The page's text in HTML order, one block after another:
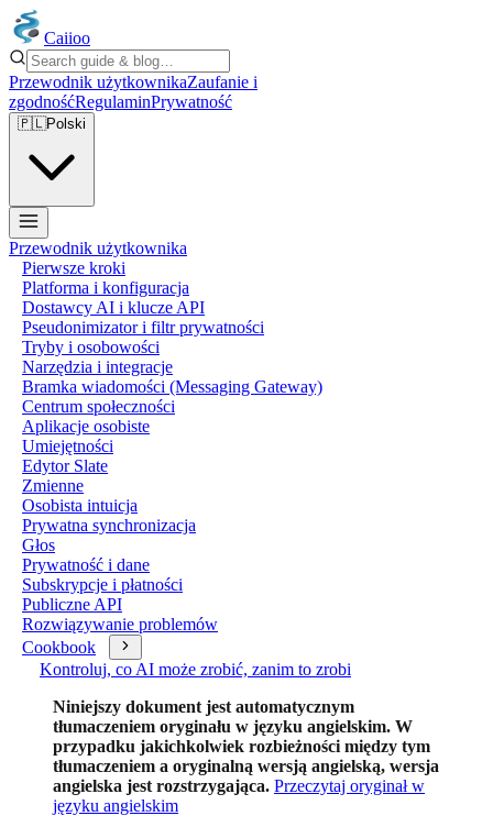
Caiioo
Przewodnik użytkownikaZaufanie i
zgodnośćRegulaminPrywatność
🇵🇱Polski
Przewodnik użytkownika
Pierwsze kroki
Platforma i konfiguracja
Dostawcy AI i klucze API
Pseudonimizator i filtr prywatności
Tryby i osobowości
Narzędzia i integracje
Bramka wiadomości (Messaging Gateway)
Centrum społeczności
Aplikacje osobiste
Umiejętności
Edytor Slate
Zmienne
Osobista intuicja
Prywatna synchronizacja
Głos
Prywatność i dane
Subskrypcje i płatności
Publiczne API
Rozwiązywanie problemów
Cookbook
Kontroluj, co AI może zrobić, zanim to zrobi
Niniejszy dokument jest automatycznym
tłumaczeniem oryginału w języku angielskim. W
przypadku jakichkolwiek rozbieżności między tym
tłumaczeniem a oryginalną wersją angielską, wersja
angielska jest rozstrzygająca. Przeczytaj oryginał w
języku angielskim